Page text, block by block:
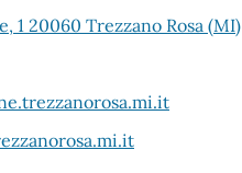
1 20060 Trezzano Rosa (MI)